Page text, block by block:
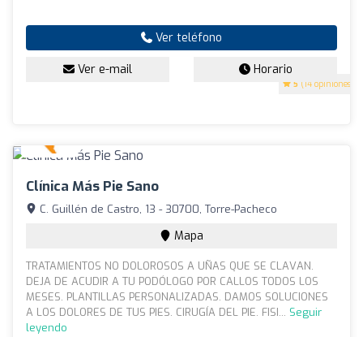
5 (14 opiniones)
Ver teléfono
Ver e-mail Horario
Clínica Más Pie Sano
C. Guillén de Castro, 13 - 30700, Torre-Pacheco
Mapa
TRATAMIENTOS NO DOLOROSOS A UÑAS QUE SE CLAVAN.
DEJA DE ACUDIR A TU PODÓLOGO POR CALLOS TODOS LOS
MESES. PLANTILLAS PERSONALIZADAS. DAMOS SOLUCIONES
A LOS DOLORES DE TUS PIES. CIRUGÍA DEL PIE. FISI... Seguir
leyendo